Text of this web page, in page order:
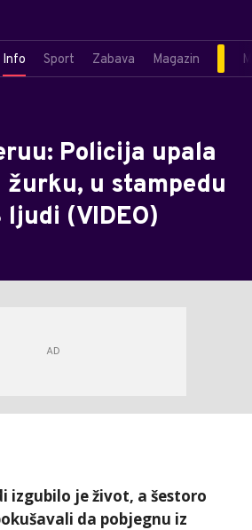
Info Sport Zabava Magazin
Policija upala
u stampedu
ljudi (VIDEO)
izgubilo je život, a šestoro
da pobjegnu iz